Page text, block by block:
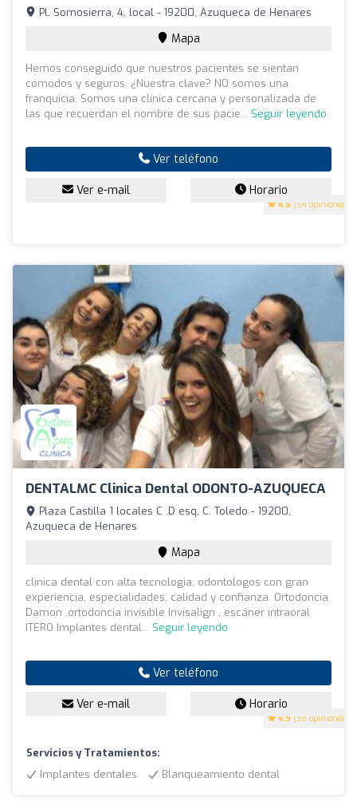
4.6 (54 opiniones)
Pl. Somosierra, 4, local - 19200, Azuqueca de Henares
Mapa
Hemos conseguido que nuestros pacientes se sientan
cómodos y seguros. ¿Nuestra clave? NO somos una
franquicia. Somos una clínica cercana y personalizada de
las que recuerdan el nombre de sus pacie... Seguir leyendo
Ver teléfono
Ver e-mail Horario
DENTALMC Clinica Dental ODONTO-AZUQUECA
4.9 (38 opiniones)
Plaza Castilla 1 locales C .D esq, C. Toledo - 19200,
Azuqueca de Henares
Mapa
clinica dental con alta tecnologia, odontologos con gran
experiencia, especialidades, calidad y confianza. Ortodoncia
Damon ,ortodoncia invisible Invisalign , escáner intraoral
ITERO Implantes dental... Seguir leyendo
Ver teléfono
Ver e-mail Horario
Servicios y Tratamientos:
Implantes dentales
Blanqueamiento dental